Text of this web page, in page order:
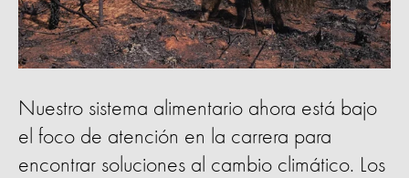
Nuestro sistema alimentario ahora está bajo
el foco de atención en la carrera para
encontrar soluciones al cambio climático. Los